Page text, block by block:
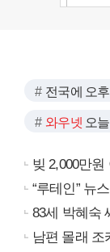
전국에 오후
와우넷 오
빚 2,000만
“루테인” 뉴
83세 박혜숙
남편 몰래 조